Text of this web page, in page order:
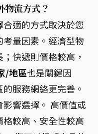
物流方式？
適的方式取決於您
考量因素。經濟型物
快遞則價格較高，
/地區也是關鍵因
服務網絡更完善。
影響選擇。 高價值或
較高、安全性較高